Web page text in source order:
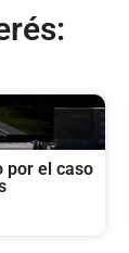
por el caso